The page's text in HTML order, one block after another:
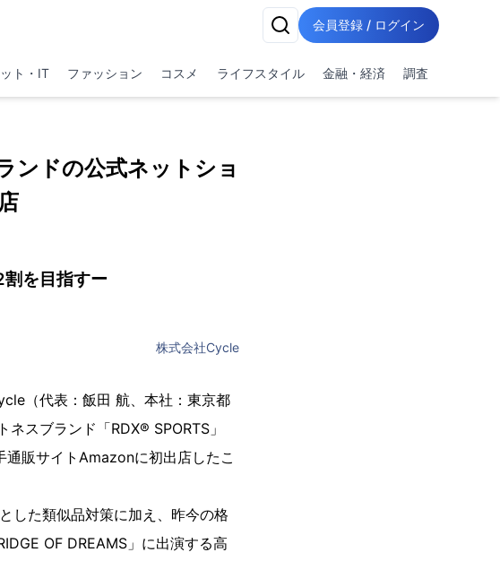
会員登録 / ログイン
ト・IT ファッション コスメ ライフスタイル 金融・経済 調査
ンドの公式ネットショ
を目指すー
株式会社Cycle
（代表：飯田 航、本社：東京都
スブランド「RDX® SPORTS」
販サイトAmazonに初出店したこ
した類似品対策に加え、昨今の格
OF DREAMS」に出演する高